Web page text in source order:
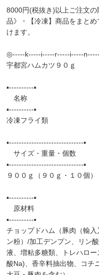
8000円(税抜き)以上ご注文
品》・【冷凍】商品をまと
けます。
◎-----k-----i-----r-----i-----
宇都宮ハムカツ９０ｇ
▪️----------▪️
名称
▪️----------▪️
冷凍フライ類
▪️------------------------------▪️
サイズ・重量・個数
▪️------------------------------▪️
９００ｇ（９０ｇ・１０個）
▪️----------▪️
原材料
▪️----------▪️
チョップドハム（豚肉（輸
ン粉）/加工デンプン、リン
液、増粘多糖類、トレハロ
酸Na)、香辛料抽出物、コチ